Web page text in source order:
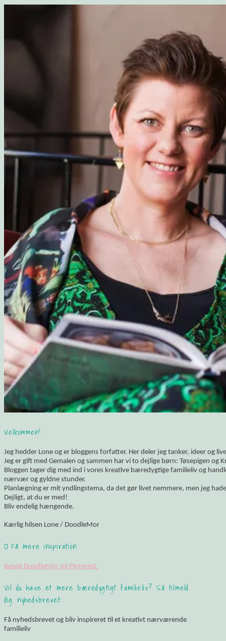
Velkommen!
Jeg hedder Lone og er bloggens forfatter. Her deler jeg tanker, ideer og
Jeg er gift med Gemalen og sammen har vi to dejlige børn: Tøsepigen og
Bloggen tager dig med ind i vores kreative bæredygtige familieliv og
nærvær og gyldne stunder.
Planlægning er mit yndlingstema, da det gør livet nemmere, men jeg
Dejligt, at du er med!
Bliv endelig hængende.
Kærlig hilsen Lone / DoodleMor
Få mere inspiration
Besøg DoodleMor på Pinterest.
Vil du have et mere bæredygtigt familieliv? Så tilmeld
dig nyhedsbrevet:
Få nyhedsbrevet og bliv inspireret til et kreativt nærværende
familieliv